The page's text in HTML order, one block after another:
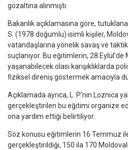
gözaltına alınmıştı.
Bakanlık açıklamasına göre,
S. (1978 doğumlu) isimli kişiler,
vatandaşlarına yönelik savaş ve
suçlanıyor. Bu eğitimlerin, 28
yaşanabilecek olası karışıklıklarda
fiziksel direniş göstermek amacıyla
Açıklamada ayrıca, L. P.’nin Loznica
gerçekleştirilen bu eğitimi organize
ona yardım ettiği belirtiliyor.
Söz konusu eğitimlerin 16 Temmuz
gerçekleştirildiği, 150 ila 170